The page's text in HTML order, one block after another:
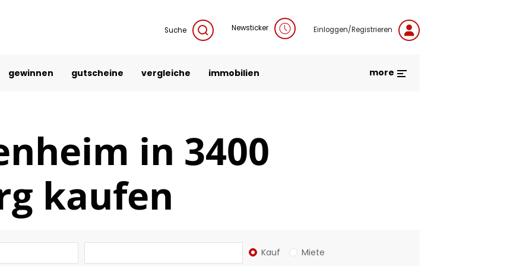
Suche Newsticker Einloggen/Registrieren
gewinnen gutscheine vergleiche immobilien more
in 3400
kaufen
Kauf Miete